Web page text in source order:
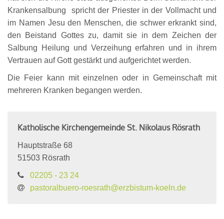
Krankensalbung spricht der Priester in der Vollmacht und
im Namen Jesu den Menschen, die schwer erkrankt sind,
den Beistand Gottes zu, damit sie in dem Zeichen der
Salbung Heilung und Verzeihung erfahren und in ihrem
Vertrauen auf Gott gestärkt und aufgerichtet werden.
Die Feier kann mit einzelnen oder in Gemeinschaft mit
mehreren Kranken begangen werden.
Katholische Kirchengemeinde St. Nikolaus Rösrath
Hauptstraße 68
51503 Rösrath
02205 - 23 24
pastoralbuero-roesrath@erzbistum-koeln.de